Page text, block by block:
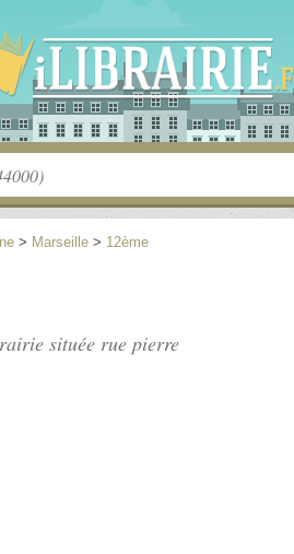
> Marseille > 12ème
située rue pierre